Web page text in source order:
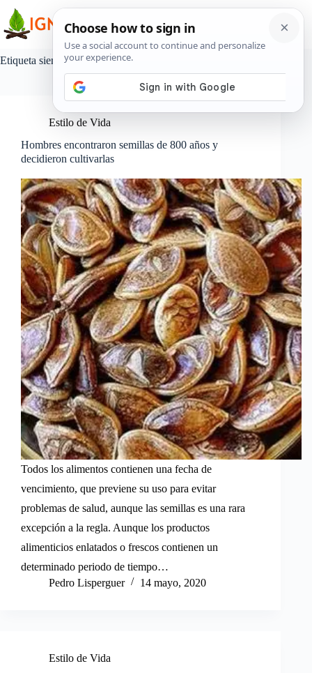
contenido
Etiqueta siembra
Estilo de Vida
Hombres encontraron semillas de 800 años y
decidieron cultivarlas
Todos los alimentos contienen una fecha de
vencimiento, que previene su uso para evitar
problemas de salud, aunque las semillas es una rara
excepción a la regla. Aunque los productos
alimenticios enlatados o frescos contienen un
determinado periodo de tiempo…
Pedro Lisperguer
14 mayo, 2020
Estilo de Vida